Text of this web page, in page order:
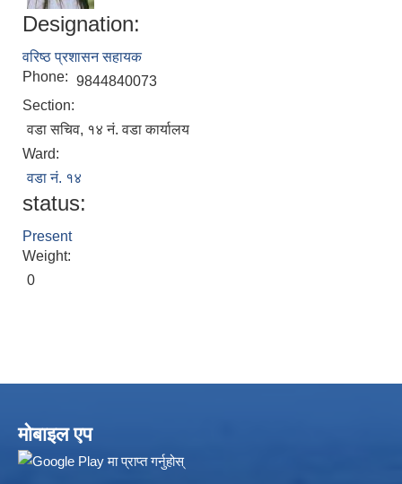
Designation:
वरिष्ठ प्रशासन सहायक
Phone: 9844840073
Section:
वडा सचिव, १४ नं. वडा कार्यालय
Ward:
वडा नं. १४
status:
Present
Weight:
0
मोबाइल एप